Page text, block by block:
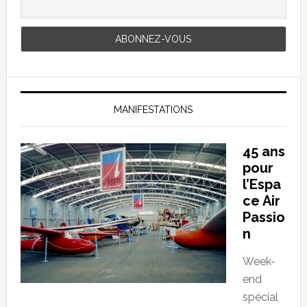
MANIFESTATIONS
45 ans
pour
l’Espa
ce Air
Passio
n
Week-
end
spécial